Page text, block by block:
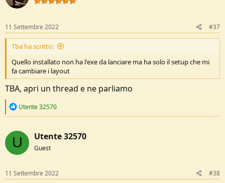
11 Settembre 2022 #37
Tba ha scritto:
Quello installato non ha l'exe da lanciare ma ha solo il setup che mi
fa cambiare i layout
TBA, apri un thread e ne parliamo
R
c
i
o
s
:
Utente 32570
U Utente 32570
Guest
11 Settembre 2022 #38